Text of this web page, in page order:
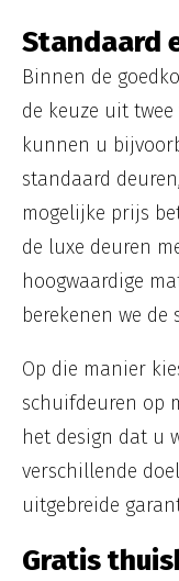
Standaard
Binnen de
de keuze uit
kunnen u
standaard
mogelijke prijs
de luxe deuren
hoogwaardige
berekenen we de
Op die manier
schuifdeuren op
het design dat u
verschillende
uitgebreide
Gratis